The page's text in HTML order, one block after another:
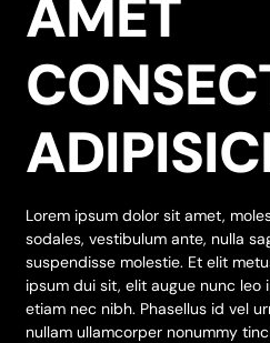
AMET
Lorem ipsum dolor sit amet,
sodales, vestibulum ante, nulla
suspendisse molestie. Et elit
ipsum dui sit, elit augue nunc leo
etiam nec nibh. Phasellus id vel
nullam ullamcorper nonummy